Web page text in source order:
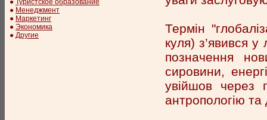
● Туристское образование
● Менеджмент
● Маркетинг
● Экономика
● Другие
Термін
куля) з’явився
позначення
сировини,
увійшов через
антропологію та